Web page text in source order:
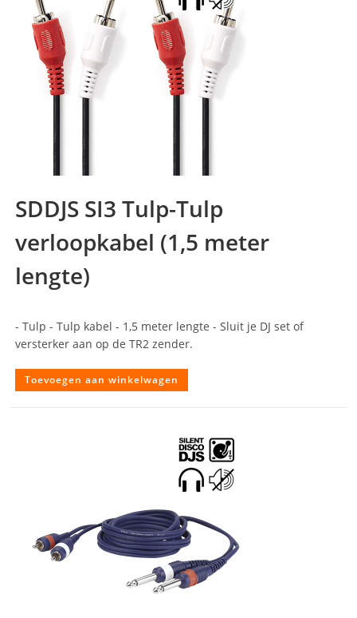
SDDJS SI3 Tulp-Tulp
verloopkabel (1,5 meter
lengte)
- Tulp - Tulp kabel - 1,5 meter lengte - Sluit je DJ set of
versterker aan op de TR2 zender.
Toevoegen aan winkelwagen